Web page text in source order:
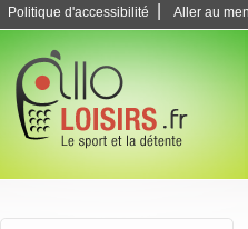
Politique d'accessibilité Aller au